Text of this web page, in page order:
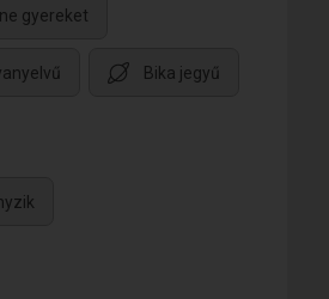
gyereket
Bika jegyű